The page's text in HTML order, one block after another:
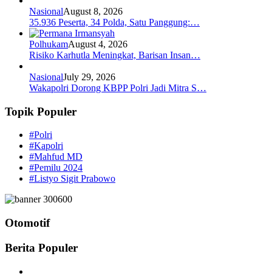
NasionalAugust 8, 2026
35.936 Peserta, 34 Polda, Satu Panggung:…
PolhukamAugust 4, 2026
Risiko Karhutla Meningkat, Barisan Insan…
NasionalJuly 29, 2026
Wakapolri Dorong KBPP Polri Jadi Mitra S…
Topik Populer
#Polri
#Kapolri
#Mahfud MD
#Pemilu 2024
#Listyo Sigit Prabowo
Otomotif
Berita Populer